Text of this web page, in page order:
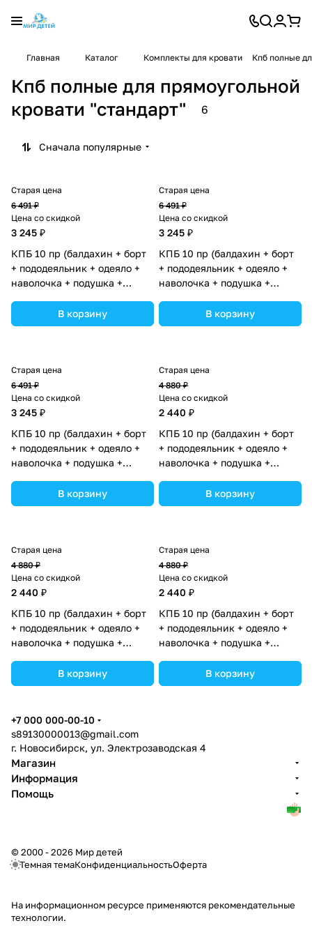
Главная Каталог Комплекты для кровати Кпб полные
Кпб полные для прямоугольной
кровати "стандарт"
6
Сначала популярные
Старая цена
6 491 ₽
Цена со скидкой
3 245 ₽
КПБ 10 пр (балдахин + борт
+ пододеяльник + одеяло +
наволочка + подушка +
(№1147-4-1_02) цвета в
ассортименте.
В корзину
Старая цена
6 491 ₽
Цена со скидкой
3 245 ₽
КПБ 10 пр (балдахин + борт
+ пододеяльник + одеяло +
наволочка + подушка +
(№1147-4-1) цвета в
ассортименте.
В корзину
Старая цена
6 491 ₽
Цена со скидкой
3 245 ₽
КПБ 10 пр (балдахин + борт
+ пододеяльник + одеяло +
наволочка + подушка +
(№1147-4-1_03) цвета в
ассортименте.
В корзину
Старая цена
4 880 ₽
Цена со скидкой
2 440 ₽
КПБ 10 пр (балдахин + борт
+ пододеяльник + одеяло +
наволочка + подушка +
(№1145-4-1_02) цвета в
ассортименте.
В корзину
Старая цена
4 880 ₽
Цена со скидкой
2 440 ₽
КПБ 10 пр (балдахин + борт
+ пододеяльник + одеяло +
наволочка + подушка +
(№1145-4-1_03) цвета в
ассортименте.
В корзину
Старая цена
4 880 ₽
Цена со скидкой
2 440 ₽
КПБ 10 пр (балдахин + борт
+ пододеяльник + одеяло +
наволочка + подушка +
(№1145-4-1) цвета в
ассортименте.
В корзину
+7 000 000-00-10
s89130000013@gmail.com
г. Новосибирск, ул. Электрозаводская 4
Магазин
Информация
Помощь
© 2000 - 2026 Мир детей
Темная темаКонфиденциальностьОферта
На информационном ресурсе применяются рекомендательные
технологии.